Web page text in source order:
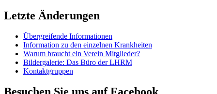
Letzte Änderungen
Übergreifende Informationen
Information zu den einzelnen Krankheiten
Warum braucht ein Verein Mitglieder?
Bildergalerie: Das Büro der LHRM
Kontaktgruppen